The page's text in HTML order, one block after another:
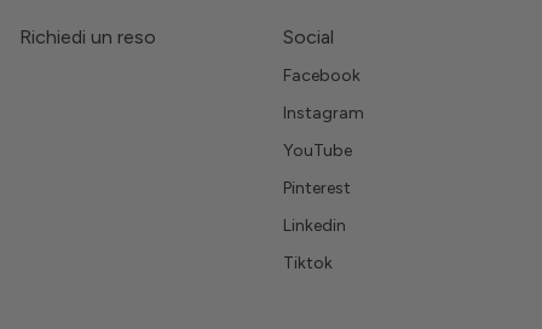
Richiedi un reso Social
Facebook
Instagram
YouTube
Pinterest
Linkedin
Tiktok